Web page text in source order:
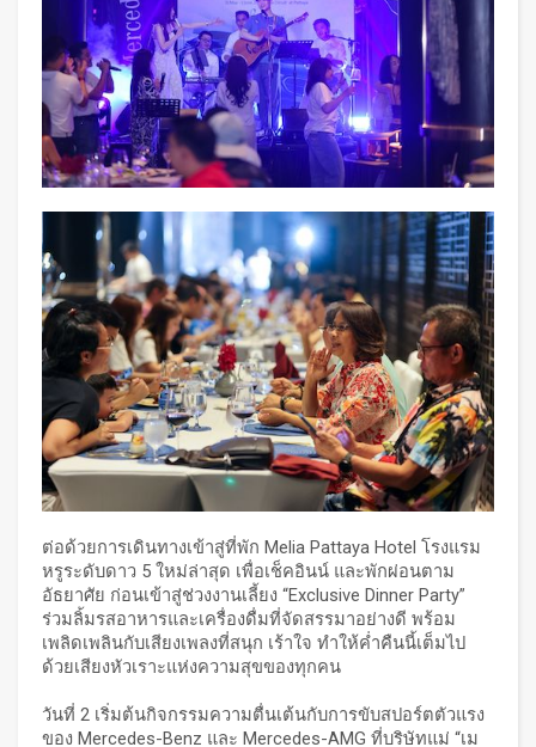
ต่อด้วยการเดินทางเข้าสู่ที่พัก Melia Pattaya Hotel โรงแรม
หรูระดับดาว 5 ใหม่ล่าสุด เพื่อเช็คอินน์ และพักผ่อนตาม
อัธยาศัย ก่อนเข้าสู่ช่วงงานเลี้ยง “Exclusive Dinner Party”
ร่วมลิ้มรสอาหารและเครื่องดื่มที่จัดสรรมาอย่างดี พร้อม
เพลิดเพลินกับเสียงเพลงที่สนุก เร้าใจ ทำให้ค่ำคืนนี้เต็มไป
ด้วยเสียงหัวเราะแห่งความสุขของทุกคน
วันที่ 2 เริ่มต้นกิจกรรมความตื่นเต้นกับการขับสปอร์ตตัวแรง
ของ Mercedes-Benz และ Mercedes-AMG ที่บริษัทแม่ “เม